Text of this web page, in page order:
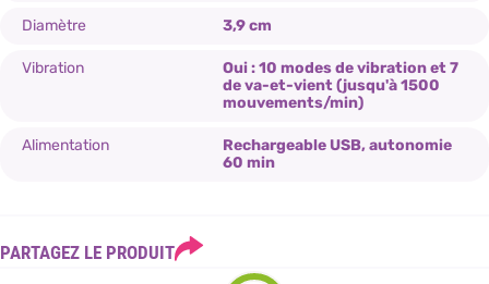
Diamètre 3,9 cm
Vibration
Oui : 10 modes de vibration et 7
de va-et-vient (jusqu'à 1500
mouvements/min)
Alimentation
Rechargeable USB, autonomie
60 min
PARTAGEZ LE PRODUIT